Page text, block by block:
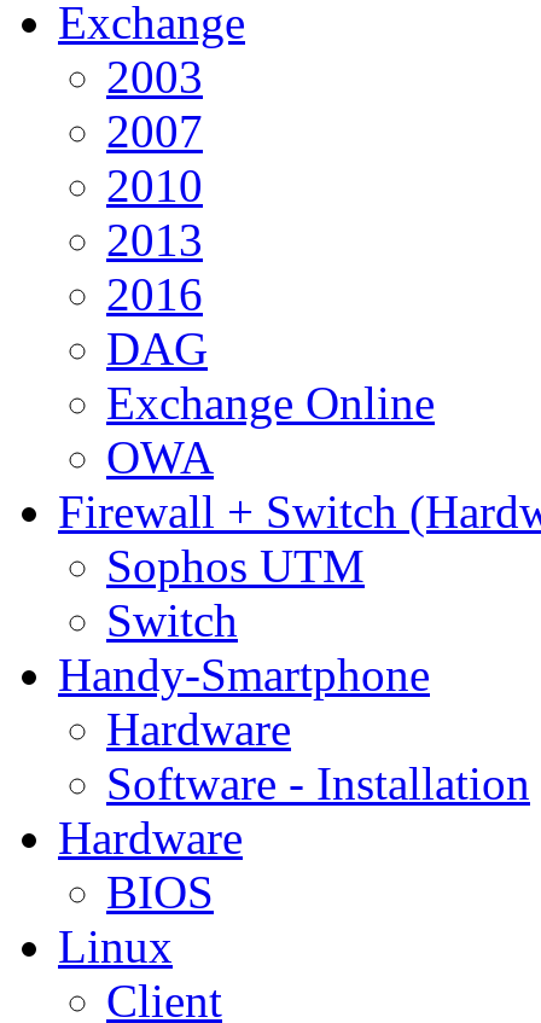
Exchange
2003
2007
2010
2013
2016
DAG
Exchange Online
OWA
Firewall + Switch
Sophos UTM
Switch
Handy-Smartphone
Hardware
Software - Installation
Hardware
BIOS
Linux
Client